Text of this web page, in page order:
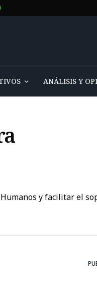
ANÁLISIS Y
y facilitar el